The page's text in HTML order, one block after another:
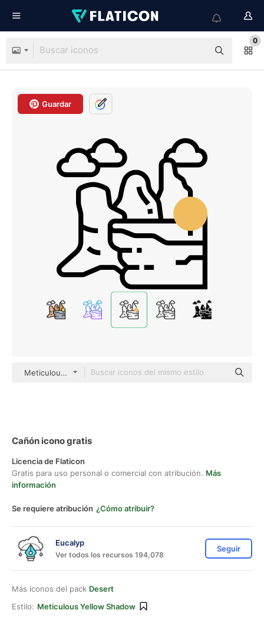
0
Guardar
Meticulous Yellow shadow
Cañón icono gratis
Licencia de Flaticon
Gratis para uso personal o comercial con atribución. Más
información
Se requiere atribución ¿Cómo atribuir?
Eucalyp
Ver todos los recursos 194,078
Seguir
Más iconos del pack Desert
Estilo: Meticulous Yellow Shadow